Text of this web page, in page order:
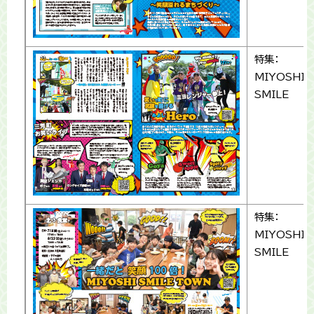
特集：
MIYOSHI
SMILE
特集：
MIYOSHI
SMILE